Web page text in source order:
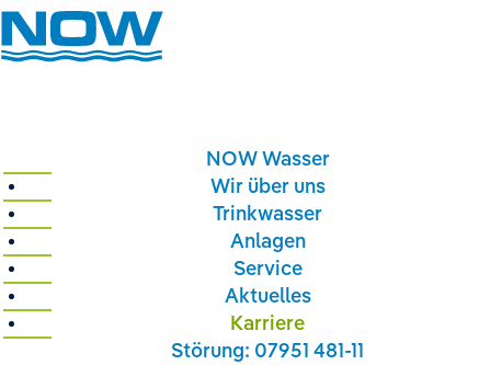
NOW Wasser
Wir über uns
Trinkwasser
Anlagen
Service
Aktuelles
Karriere
Störung: 07951 481-11